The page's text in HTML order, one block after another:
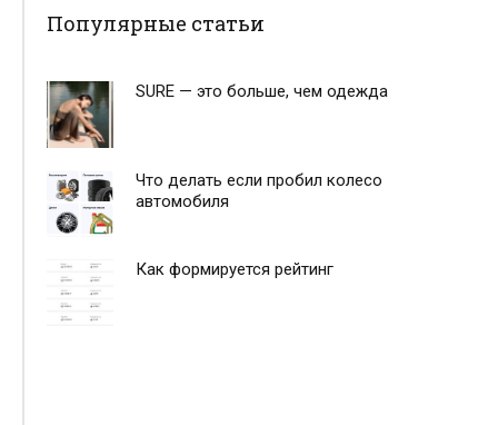
Популярные статьи
SURE — это больше, чем одежда
Что делать если пробил колесо
автомобиля
Как формируется рейтинг